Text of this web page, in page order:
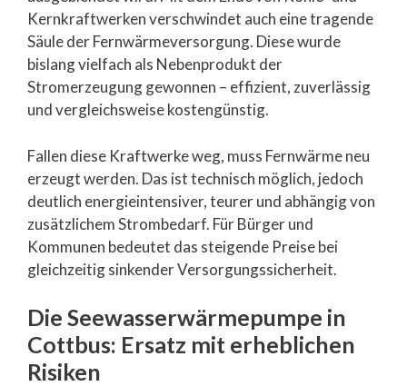
Kernkraftwerken verschwindet auch eine tragende
Säule der Fernwärmeversorgung. Diese wurde
bislang vielfach als Nebenprodukt der
Stromerzeugung gewonnen – effizient, zuverlässig
und vergleichsweise kostengünstig.
Fallen diese Kraftwerke weg, muss Fernwärme neu
erzeugt werden. Das ist technisch möglich, jedoch
deutlich energieintensiver, teurer und abhängig von
zusätzlichem Strombedarf. Für Bürger und
Kommunen bedeutet das steigende Preise bei
gleichzeitig sinkender Versorgungssicherheit.
Die Seewasserwärmepumpe in
Cottbus: Ersatz mit erheblichen
Risiken